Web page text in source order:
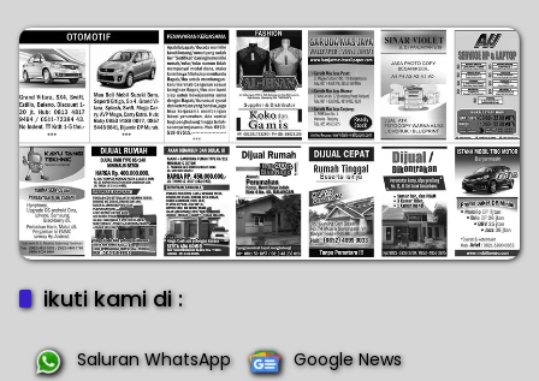
ikuti kami di :
Saluran WhatsApp Google News